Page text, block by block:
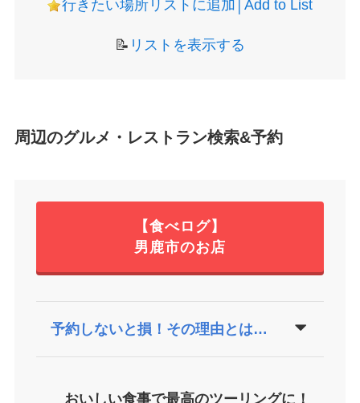
行きたい場所リストに追加│Add to List
📝 リストを表示する
周辺のグルメ・レストラン検索&予約
【食べログ】
男鹿市のお店
予約しないと損！その理由とは…
おいしい食事で最高のツーリングに！